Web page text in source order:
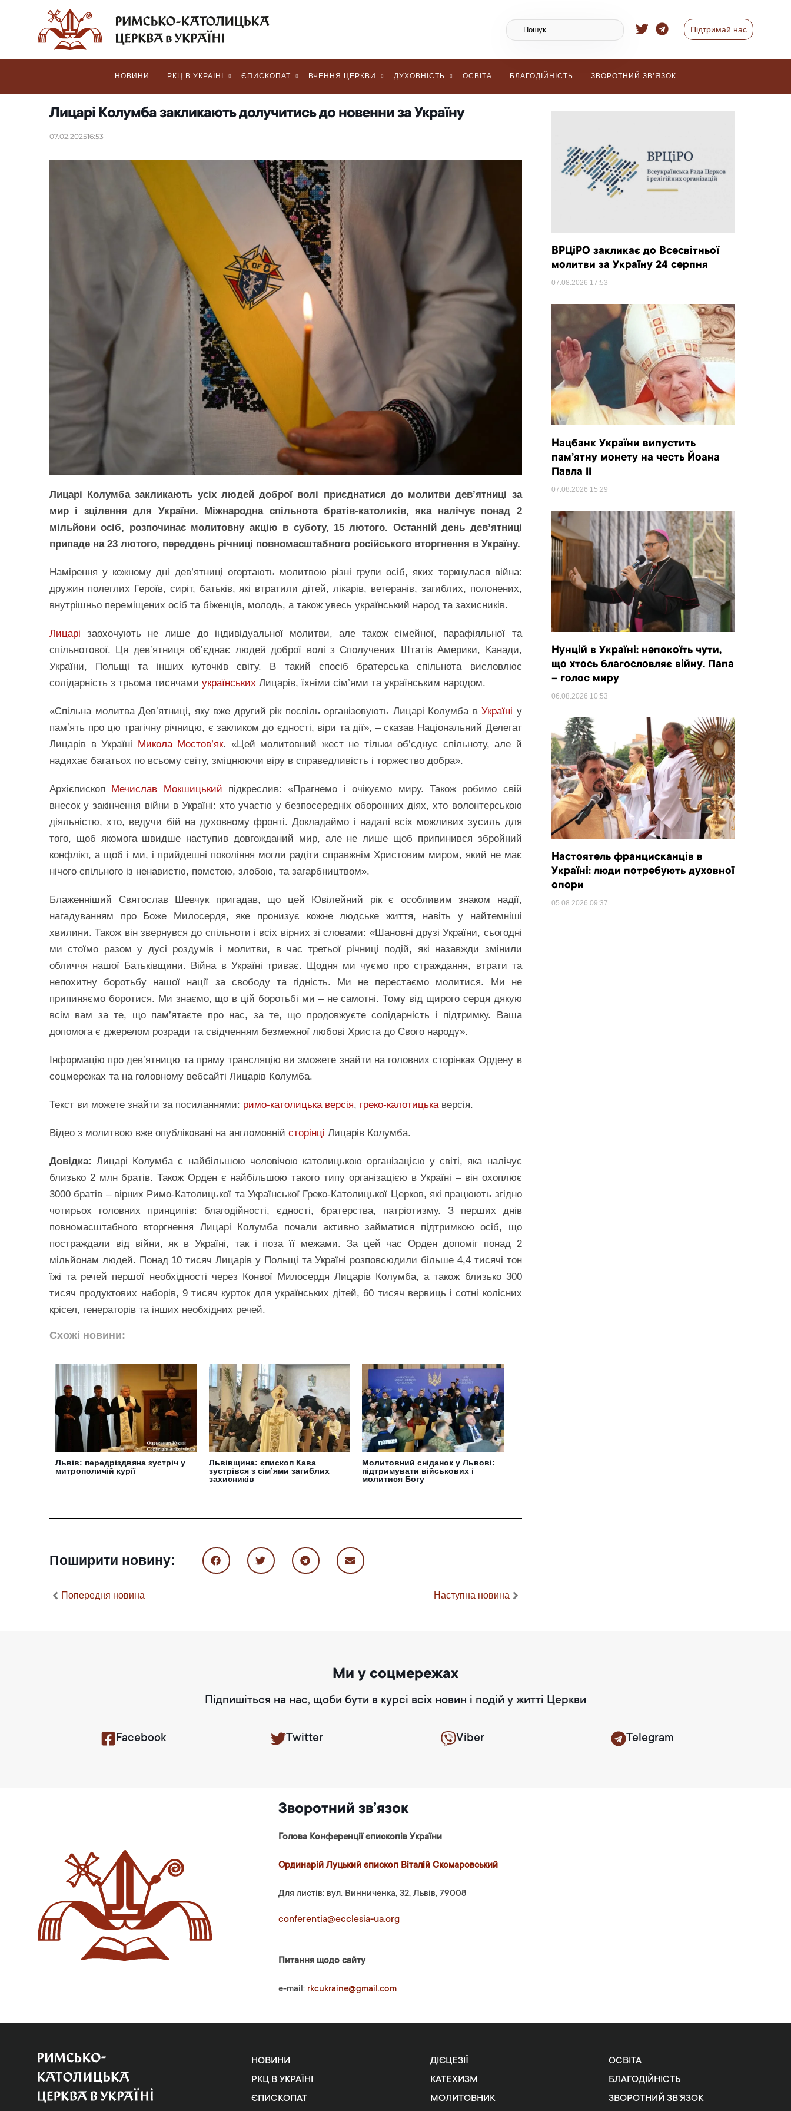
Підтримай нас
НОВИНИ РКЦ В УКРАЇНІ ЄПИСКОПАТ ВЧЕННЯ ЦЕРКВИ ДУХОВНІСТЬ ОСВІТА БЛАГОДІЙНІСТЬ ЗВОРОТНИЙ ЗВ’ЯЗОК
Лицарі Колумба закликають долучитись до новенни за Україну
07.02.202516:53
Лицарі Колумба закликають усіх людей доброї волі приєднатися до молитви девʼятниці за
мир і зцілення для України. Міжнародна спільнота братів-католиків, яка налічує понад 2
мільйони осіб, розпочинає молитовну акцію в суботу, 15 лютого. Останній день дев’ятниці
припаде на 23 лютого, переддень річниці повномасштабного російського вторгнення в Україну.
Намірення у кожному дні дев’ятниці огортають молитвою різні групи осіб, яких торкнулася війна:
дружин полеглих Героїв, сиріт, батьків, які втратили дітей, лікарів, ветеранів, загиблих, полонених,
внутрішньо переміщених осіб та біженців, молодь, а також увесь український народ та захисників.
Лицарі заохочують не лише до індивідуальної молитви, але також сімейної, парафіяльної та
спільнотової. Ця девʼятниця обʼєднає людей доброї волі з Сполучених Штатів Америки, Канади,
України, Польщі та інших куточків світу. В такий спосіб братерська спільнота висловлює
солідарність з трьома тисячами українських Лицарів, їхніми сім’ями та українським народом.
«Спільна молитва Девʼятниці, яку вже другий рік поспіль організовують Лицарі Колумба вУкраїні у
памʼять про цю трагічну річницю, є закликом до єдності, віри та дії», – сказав Національний Делегат
Лицарів в Україні
Микола Мостов’як. «Цей молитовний жест не тільки об’єднує спільноту, але й
надихає багатьох по всьому світу, зміцнюючи віру в справедливість і торжество добра».
Архієпископ Мечислав Мокшицький підкреслив: «Прагнемо і очікуємо миру. Також робимо свій
внесок у закінчення війни в Україні: хто участю у безпосередніх оборонних діях, хто волонтерською
діяльністю, хто, ведучи бій на духовному фронті. Докладаймо і надалі всіх можливих зусиль для
того, щоб якомога швидше наступив довгожданий мир, але не лише щоб припинився збройний
конфлікт, а щоб і ми, і прийдешні покоління могли радіти справжнім Христовим миром, який не має
нічого спільного із ненавистю, помстою, злобою, та загарбництвом».
Блаженніший Святослав Шевчук пригадав, що цей Ювілейний рік є особливим знаком надії,
нагадуванням про Боже Милосердя, яке пронизує кожне людське життя, навіть у найтемніші
хвилини. Також він звернувся до спільноти і всіх вірних зі словами: «Шановні друзі України, cьогодні
ми стоїмо разом у дусі роздумів і молитви, в час третьої річниці подій, які назавжди змінили
обличчя нашої Батьківщини. Війна в Україні триває. Щодня ми чуємо про страждання, втрати та
непохитну боротьбу нашої нації за свободу та гідність. Ми не перестаємо молитися. Ми не
припиняємо боротися. Ми знаємо, що в цій боротьбі ми – не самотні. Тому від щирого серця дякую
всім вам за те, що пам’ятаєте про нас, за те, що продовжуєте солідарність і підтримку. Ваша
допомога є джерелом розради та свідченням безмежної любові Христа до Свого народу».
Інформацію про девʼятницю та пряму трансляцію ви зможете знайти на головних сторінках Ордену в
соцмережах та на головному вебсайті Лицарів Колумба.
Текст ви можете знайти за посиланнями: римо-католицька версія, греко-калотицькаверсія.
Відео з молитвою вже опубліковані на англомовній сторінці Лицарів Колумба.
Довідка: Лицарі Колумба є найбільшою чоловічою католицькою організацією у світі, яка налічує
близько 2 млн братів. Також Орден є найбільшою такого типу організацією в Україні – він охоплює
3000 братів – вірних Римо-Католицької та Української Греко-Католицької Церков, які працюють згідно
чотирьох головних принципів: благодійності, єдності, братерства, патріотизму. З перших днів
повномасштабного вторгнення Лицарі Колумба почали активно займатися підтримкою осіб, що
постраждали від війни, як в Україні, так і поза її межами. За цей час Орден допоміг понад 2
мільйонам людей. Понад 10 тисяч Лицарів у Польщі та Україні розповсюдили більше 4,4 тисячі тон
їжі та речей першої необхідності через Конвої Милосердя Лицарів Колумба, а також близько 300
тисяч продуктових наборів, 9 тисяч курток для українських дітей, 60 тисяч вервиць і сотні колісних
крісел, генераторів та інших необхідних речей.
Схожі новини:
Львів: передріздвяна зустріч у
митрополичій курії
Львівщина: єпископ Кава
зустрівся з сім’ями загиблих
захисників
Молитовний сніданок у Львові:
підтримувати військових і
молитися Богу
Поширити новину:
Попередня новина Наступна новина
ВРЦіРО закликає до Всесвітньої
молитви за Україну 24 серпня
07.08.2026 17:53
Нацбанк України випустить
пам’ятну монету на честь Йоана
Павла II
07.08.2026 15:29
Нунцій в Україні: непокоїть чути,
що хтось благословляє війну. Папа
– голос миру
06.08.2026 10:53
Настоятель францисканців в
Україні: люди потребують духовної
опори
05.08.2026 09:37
Ми у соцмережах
Підпишіться на нас, щоби бути в курсі всіх новин і подій у житті Церкви
Facebook Twitter Viber Telegram
Зворотний зв’язок
Голова Конференції єпископів України
Ординарій Луцький єпископ Віталій Скомаровський
Для листів: вул. Винниченка, 32, Львів, 79008
conferentia@ecclesia-ua.org
Питання щодо сайту
e-mail: rkcukraine@gmail.com
НОВИНИ
РКЦ В УКРАЇНІ
ЄПИСКОПАТ
ДІЄЦЕЗІЇ
КАТЕХИЗМ
МОЛИТОВНИК
ОСВІТА
БЛАГОДІЙНІСТЬ
ЗВОРОТНИЙ ЗВ’ЯЗОК